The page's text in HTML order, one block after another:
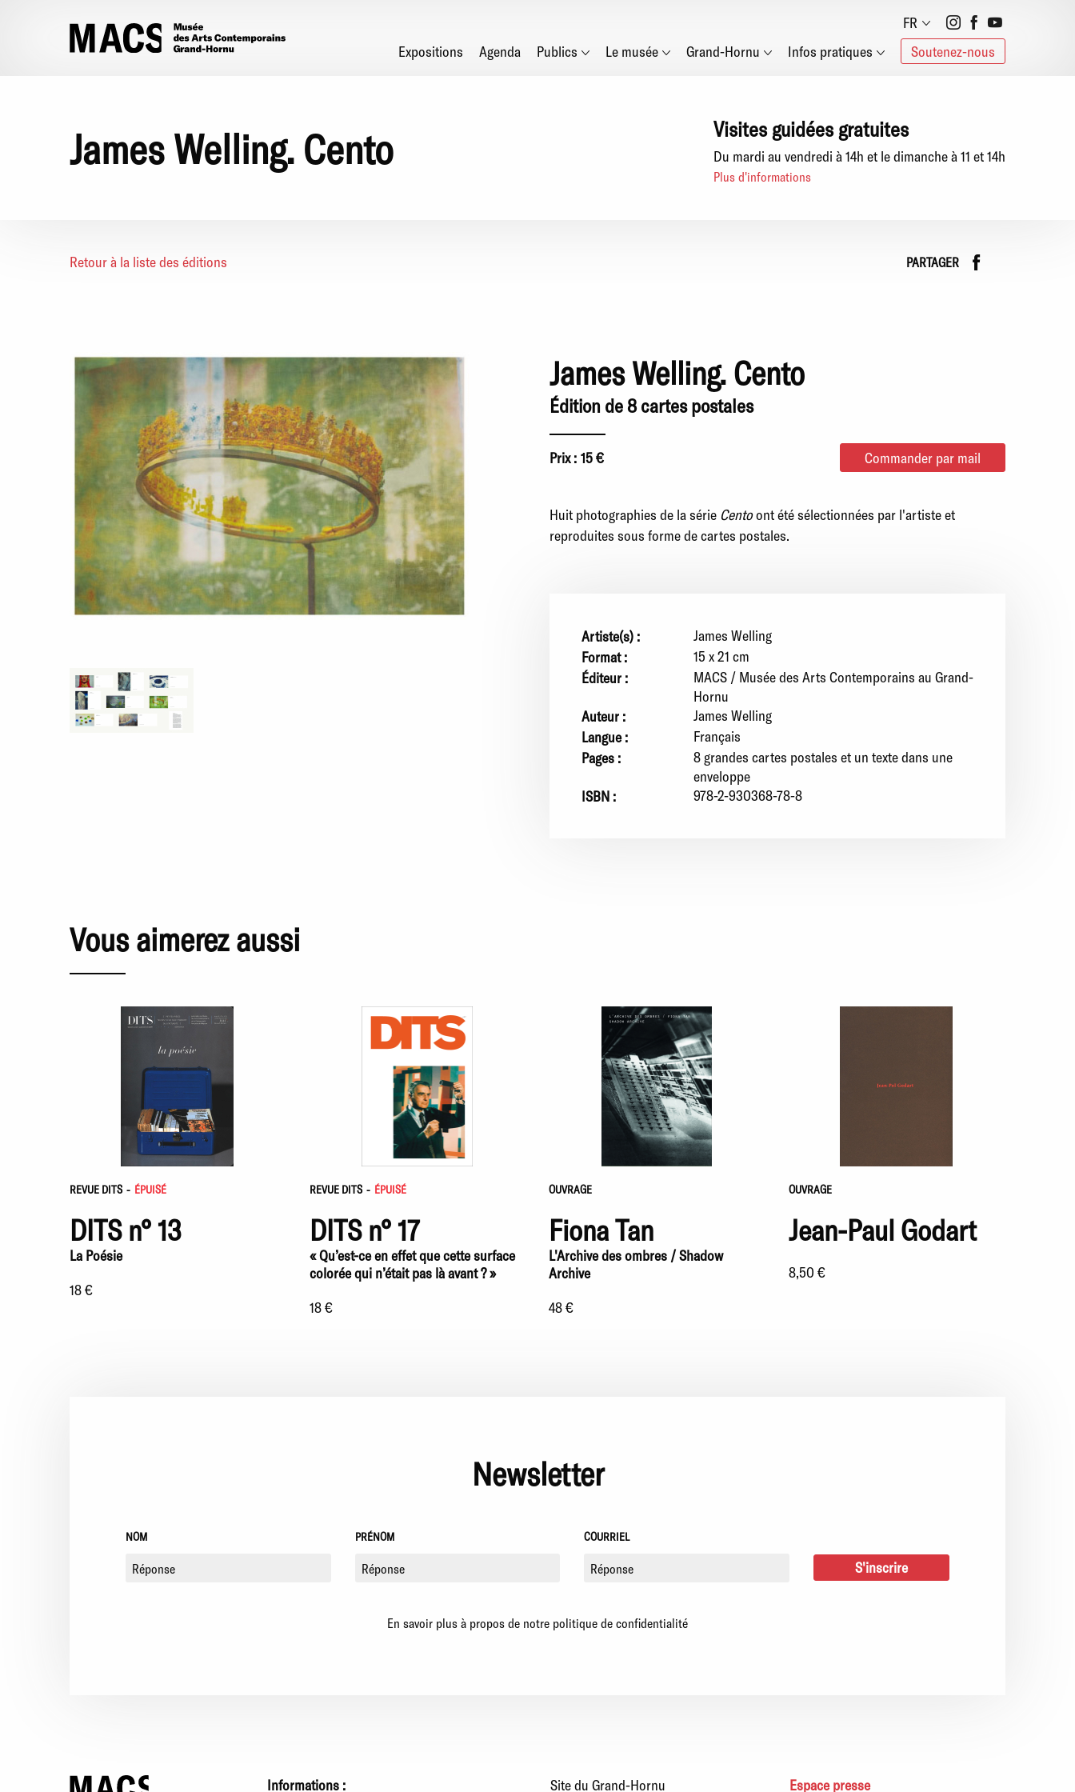
FR
Social
networks
Main
Expositions Agenda Publics Le musée Grand-Hornu Infos pratiques Soutenez-nous
James Welling. Cento Visites guidées gratuites
Du mardi au vendredi à 14h et le dimanche à 11 et 14h
Plus d'informations
Retour à la liste des éditions PARTAGER
James Welling. Cento
Édition de 8 cartes postales
Prix : 15 € Commander par mail
Huit photographies de la série Centoont été sélectionnées par l'artiste et
reproduites sous forme de cartes postales.
Artiste(s) :
James Welling
Format :
15 x 21 cm
Éditeur :
MACS / Musée des Arts Contemporains au Grand-
Hornu
Auteur :
James Welling
Langue :
Français
Pages :
8 grandes cartes postales et un texte dans une
enveloppe
ISBN :
978-2-930368-78-8
Vous aimerez aussi
REVUE DITS - ÉPUISÉ
DITS n° 13
La Poésie
18 €
REVUE DITS - ÉPUISÉ
DITS n° 17
« Qu’est-ce en effet que cette surface
colorée qui n’était pas là avant ? »
18 €
OUVRAGE
Fiona Tan
L'Archive des ombres / Shadow
Archive
48 €
OUVRAGE
Jean-Paul Godart
8,50 €
Newsletter
NOM PRÉNOM COURRIEL
En savoir plus à propos de notre politique de confidentialité
Informations : Site du Grand-Hornu Espace presse